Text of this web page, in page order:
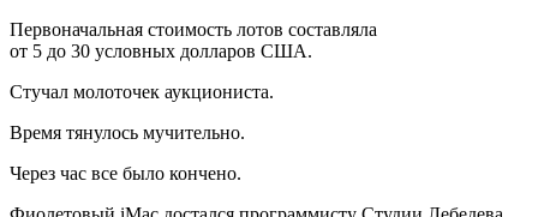
Первоначальная стоимость лотов составляла
от 5 до 30 условных долларов США.
Стучал молоточек аукциониста.
Время тянулось мучительно.
Через час все было кончено.